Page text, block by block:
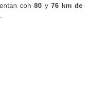
con 80 y 76 km de